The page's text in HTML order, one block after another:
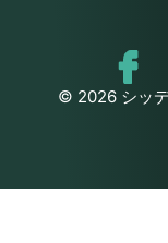
© 2026 シッ